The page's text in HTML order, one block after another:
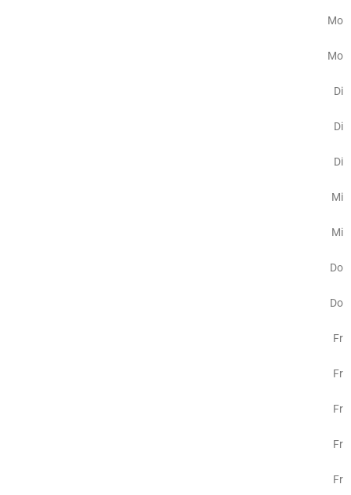
Mo
Mo
Di
Di
Di
Mi
Mi
Do
Do
Fr
Fr
Fr
Fr
Fr